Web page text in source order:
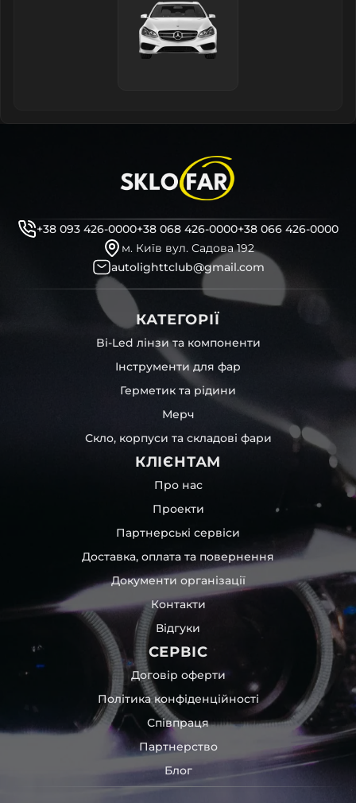
+38 093 426-0000+38 068 426-0000+38 066 426-0000
м. Київ вул. Садова 192
autolighttclub@gmail.com
КАТЕГОРІЇ
Bi-Led лінзи та компоненти
Інструменти для фар
Герметик та рідини
Мерч
Скло, корпуси та складові фари
КЛІЄНТАМ
Про нас
Проекти
Партнерські сервіси
Доставка, оплата та повернення
Документи організації
Контакти
Відгуки
СЕРВІС
Договір оферти
Політика конфіденційності
Співпраця
Партнерство
Блог